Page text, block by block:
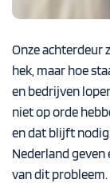
Onze achterdeur
hek, maar hoe
en bedrijven
niet op orde
en dat blijft
Nederland geven
van dit probleem.